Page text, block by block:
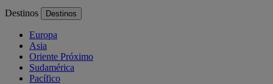
Destinos Destinos
Europa
Asia
Oriente Próximo
Sudamérica
Pacífico